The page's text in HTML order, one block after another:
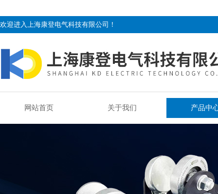
欢迎进入上海康登电气科技有限公司！
网站首页 关于我们 产品中